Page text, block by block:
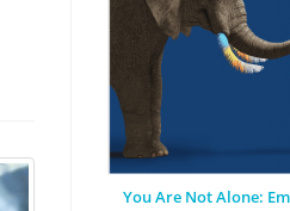
You Are Not Alone: